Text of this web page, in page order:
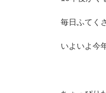
毎日ふてく
いよいよ今